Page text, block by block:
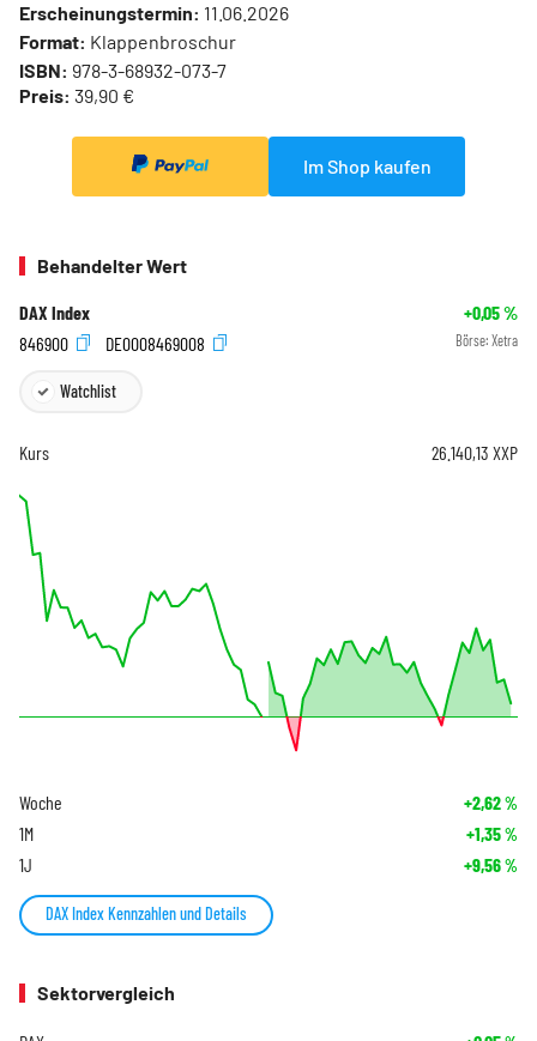
Erscheinungstermin: 11.06.2026
Format: Klappenbroschur
ISBN: 978-3-68932-073-7
Preis: 39,90 €
Im Shop kaufen
Behandelter Wert
DAX Index +0,05%
846900
DE0008469008 Börse: Xetra
Watchlist
Kurs 26.140,13 XXP
Woche +2,62%
1M +1,35%
1J +9,56%
DAX Index Kennzahlen und Details
Sektorvergleich